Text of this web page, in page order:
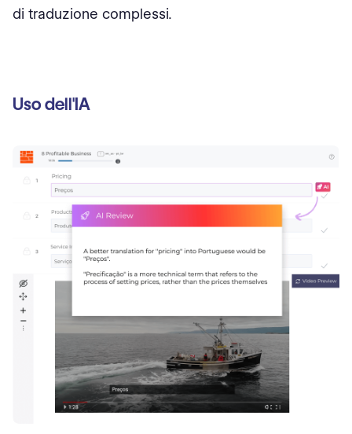
di traduzione complessi.
Uso dell'IA